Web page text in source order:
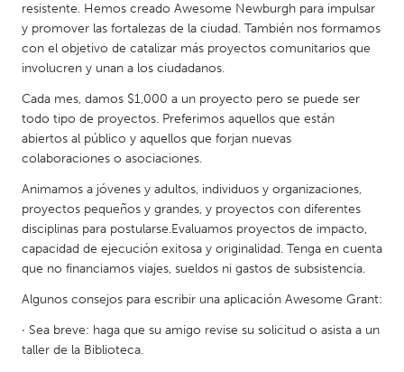
State College, PA
Washington, DC
Westminster, MD
UZBEKISTAN
Tashkent
resistente. Hemos creado Awesome Newburgh para impulsar
y promover las fortalezas de la ciudad. También nos formamos
con el objetivo de catalizar más proyectos comunitarios que
involucren y unan a los ciudadanos.
Cada mes, damos $1,000 a un proyecto pero se puede ser
todo tipo de proyectos. Preferimos aquellos que están
abiertos al público y aquellos que forjan nuevas
colaboraciones o asociaciones.
Animamos a jóvenes y adultos, individuos y organizaciones,
proyectos pequeños y grandes, y proyectos con diferentes
disciplinas para postularse.Evaluamos proyectos de impacto,
capacidad de ejecución exitosa y originalidad. Tenga en cuenta
que no financiamos viajes, sueldos ni gastos de subsistencia.
Algunos consejos para escribir una aplicación Awesome Grant:
· Sea breve: haga que su amigo revise su solicitud o asista a un
taller de la Biblioteca.